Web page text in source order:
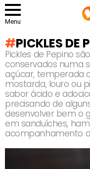
Menu
PICKLES DE
Pickles de Pepino
conservados numa
açúcar, temperada
mostarda, louro ou
sabor ácido e
precisando de
desenvolver bem o
em sanduíches,
acompanhamento